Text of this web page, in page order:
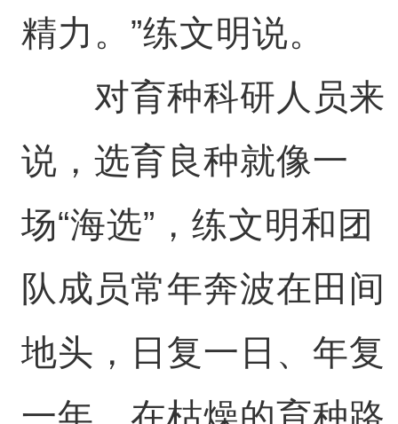
精力。”练文明说。
对育种科研人员来
说，选育良种就像一
场“海选”，练文明和团
队成员常年奔波在田间
地头，日复一日、年复